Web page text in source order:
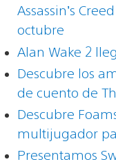
Assassin’s
octubre
Alan Wake 2
Descubre los
de cuento de
Descubre
multijugador
Presentamos